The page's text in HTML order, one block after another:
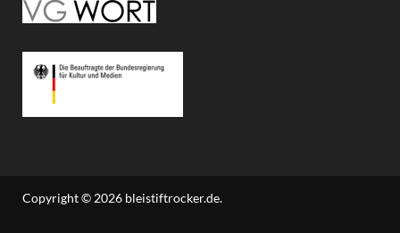
Copyright © 2026 bleistiftrocker.de.